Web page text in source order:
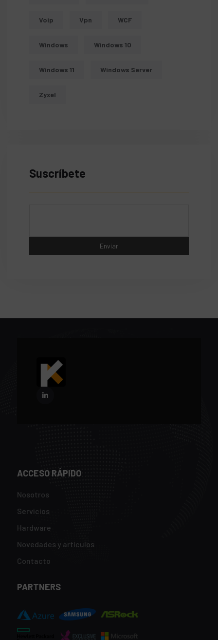
Voip Vpn WCF
Windows Windows 10
Windows 11 Windows Server
Zyxel
Suscríbete
ACCESO RÁPIDO
Nosotros
Servicios
Hardware
Novedades y artículos
Contacto
PARTNERS